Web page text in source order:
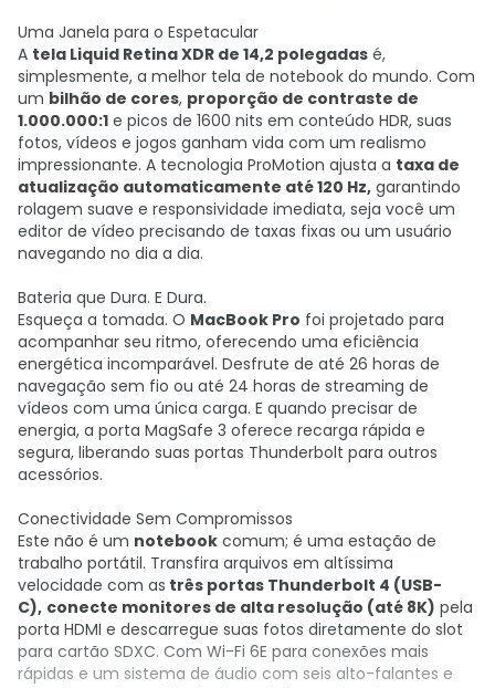
Uma Janela para o Espetacular
A tela Liquid Retina XDR de 14,2 polegadas é,
simplesmente, a melhor tela de notebook do mundo. Com
um bilhão de cores, proporção de contraste de
1.000.000:1 e picos de 1600 nits em conteúdo HDR, suas
fotos, vídeos e jogos ganham vida com um realismo
impressionante. A tecnologia ProMotion ajusta a taxa de
atualização automaticamente até 120 Hz, garantindo
rolagem suave e responsividade imediata, seja você um
editor de vídeo precisando de taxas fixas ou um usuário
navegando no dia a dia.
Bateria que Dura. E Dura.
Esqueça a tomada. O MacBook Pro foi projetado para
acompanhar seu ritmo, oferecendo uma eficiência
energética incomparável. Desfrute de até 26 horas de
navegação sem fio ou até 24 horas de streaming de
vídeos com uma única carga. E quando precisar de
energia, a porta MagSafe 3 oferece recarga rápida e
segura, liberando suas portas Thunderbolt para outros
acessórios.
Conectividade Sem Compromissos
Este não é um notebook comum; é uma estação de
trabalho portátil. Transfira arquivos em altíssima
velocidade com as três portas Thunderbolt 4 (USB-
C), conecte monitores de alta resolução (até 8K) pela
porta HDMI e descarregue suas fotos diretamente do slot
para cartão SDXC. Com Wi-Fi 6E para conexões mais
rápidas e um sistema de áudio com seis alto-falantes e